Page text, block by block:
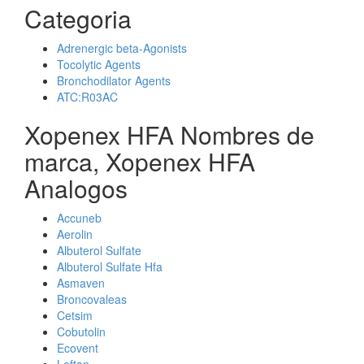
Categoria
Adrenergic beta-Agonists
Tocolytic Agents
Bronchodilator Agents
ATC:R03AC
Xopenex HFA Nombres de
marca, Xopenex HFA
Analogos
Accuneb
Aerolin
Albuterol Sulfate
Albuterol Sulfate Hfa
Asmaven
Broncovaleas
Cetsim
Cobutolin
Ecovent